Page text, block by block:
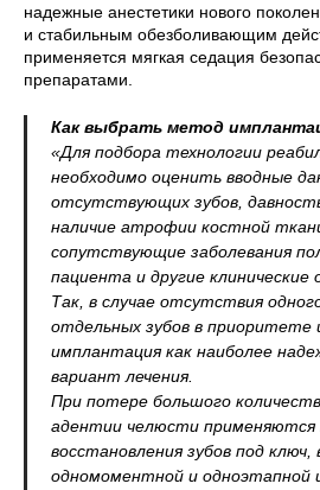
надежные анестетики нового
и стабильным обезболивающим
применяется мягкая седация
препаратами.
Как выбрать метод
«Для подбора технологии
необходимо оценить вводные
отсутствующих зубов,
наличие атрофии костной
сопутствующие заболевания
пациента и другие клинические
Так, в случае отсутствия
отдельных зубов в приоритете
имплантация как наиболее
вариант лечения.
При потере большого
адентии челюсти применяются
восстановления зубов под
одномоментной и одноэтапной